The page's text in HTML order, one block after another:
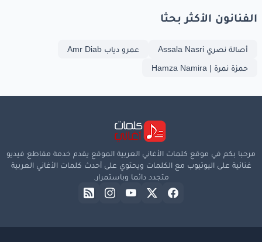
الفنانون الأكثر بحثا
أصالة نصري Assala Nasri
عمرو دياب Amr Diab
حمزة نمرة | Hamza Namira
مرحبا بكم في موقع كلمات الأغاني العربية الموقع يقدم خدمة مقاطع فيديو
غنائية على اليوتيوب مع الكلمات ويحتوي على أحدث كلمات الأغاني العربية
متجدد دائما وباستمرار.